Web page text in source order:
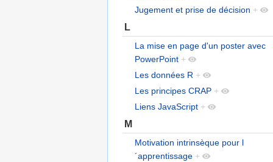
Jugement et prise de décision +
L
La mise en page d'un poster avec
PowerPoint +
Les données R +
Les principes CRAP +
Liens JavaScript +
M
Motivation intrinsèque pour l
´apprentissage +